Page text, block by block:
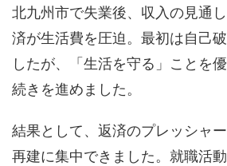
北九州市で失業後、収入の見通
済が生活費を圧迫。最初は自己
したが、「生活を守る」ことを
続きを進めました。
結果として、返済のプレッシャ
再建に集中できました。就職活動